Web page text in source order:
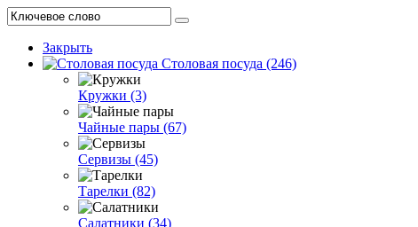
Закрыть
Столовая посуда (246)
Кружки (3)
Чайные пары (67)
Сервизы (45)
Тарелки (82)
Салатники (34)